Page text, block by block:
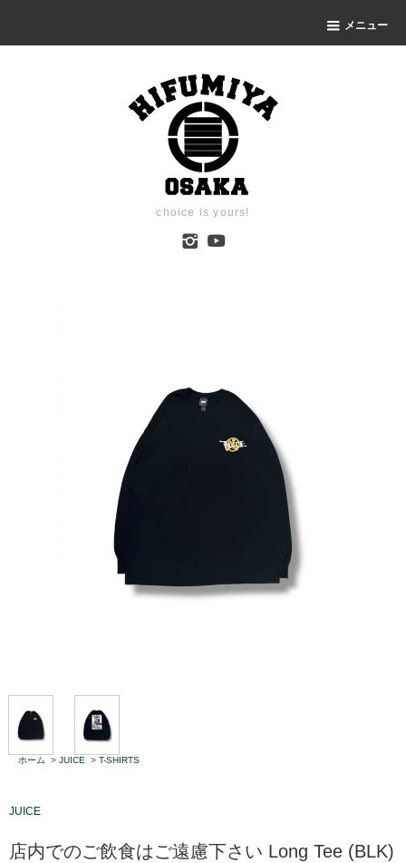
メニュー
choice is yours!
ホーム > JUICE > T-SHIRTS
JUICE
店内でのご飲食はご遠慮下さい Long Tee (BLK)